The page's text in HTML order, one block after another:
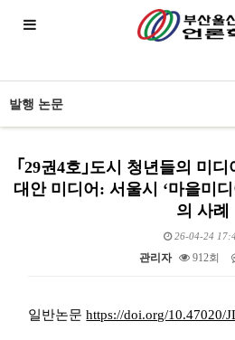
발행 논문
｢29권4호｣도시 청년들의 미
대안 미디어: 서울시 ‘마을미
의 사례
26-04-24
관리자 912회
본문
일반논문https://doi.org/10.47020/